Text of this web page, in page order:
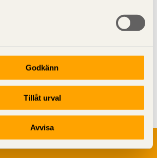
Godkänn
Tillåt urval
Avvisa
Visa sajtkarta